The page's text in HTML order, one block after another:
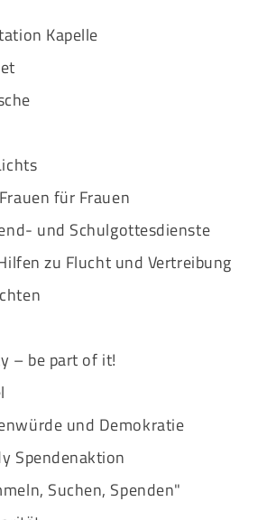
Kapelle
für Frauen
und Schulgottesdienste
zu Flucht und Vertreibung
– be part of it!
und Demokratie
Spendenaktion
Suchen, Spenden"